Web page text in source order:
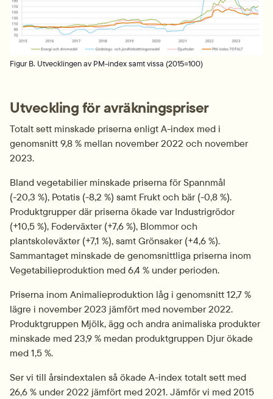
Figur B. Utvecklingen av PM-index samt vissa (2015=100)
Utveckling för avräkningspriser
Totalt sett minskade priserna enligt A-index med i
genomsnitt 9,8 % mellan november 2022 och november
2023.
Bland vegetabilier minskade priserna för Spannmål
(-20,3 %), Potatis (-8,2 %) samt Frukt och bär (-0,8 %).
Produktgrupper där priserna ökade var Industrigrödor
(+10,5 %), Foderväxter (+7,6 %), Blommor och
plantskoleväxter (+7,1 %), samt Grönsaker (+4,6 %).
Sammantaget minskade de genomsnittliga priserna inom
Vegetabilieproduktion med 6,4 % under perioden.
Priserna inom Animalieproduktion låg i genomsnitt 12,7 %
lägre i november 2023 jämfört med november 2022.
Produktgruppen Mjölk, ägg och andra animaliska produkter
minskade med 23,9 % medan produktgruppen Djur ökade
med 1,5 %.
Ser vi till årsindextalen så ökade A-index totalt sett med
26,6 % under 2022 jämfört med 2021. Jämför vi med 2015